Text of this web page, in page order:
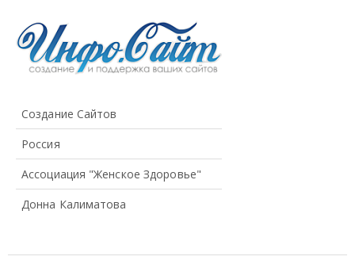
Создание Сайтов
Россия
Ассоциация "Женское Здоровье"
Донна Калиматова